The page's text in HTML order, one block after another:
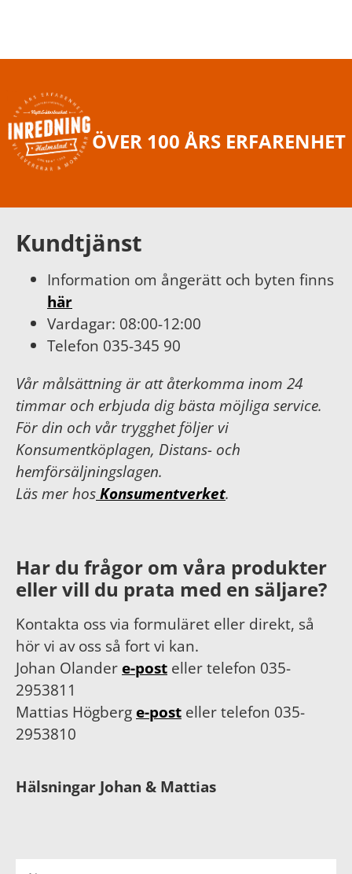
ÖVER 100 ÅRS ERFARENHET
Kundtjänst
Information om ångerätt och byten finns
här
Vardagar: 08:00-12:00
Telefon 035-345 90
Vår målsättning är att återkomma inom 24
timmar och erbjuda dig bästa möjliga service.
För din och vår trygghet följer vi
Konsumentköplagen, Distans- och
hemförsäljningslagen.
Läs mer hosKonsumentverket.
Har du frågor om våra produkter
eller vill du prata med en säljare?
Kontakta oss via formuläret eller direkt, så
hör vi av oss så fort vi kan.
Johan Olander e-post eller telefon 035-
2953811
Mattias Högberg e-post eller telefon 035-
2953810
Hälsningar Johan & Mattias